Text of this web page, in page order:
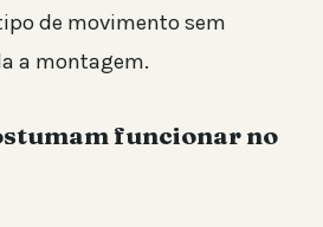
de movimento sem
a montagem.
funcionar no